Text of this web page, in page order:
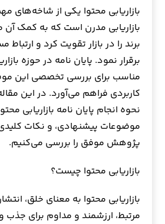
بازاریابی محتوا یکی از شاخه‌های
بازاریابی مدرن است که به کمک آن
برند را در بازار تقویت کرد و ارتباط
برقرار نمود. پایان نامه در حوزه
مناسب برای بررسی تخصصی این
کاربردی فراهم می‌آورد. در این
نحوه انجام پایان نامه بازاریابی
موضوعات پیشنهادی، و نکات
پژوهش موفق را بررسی می‌کنیم.
بازاریابی محتوا چیست؟
بازاریابی محتوا به معنای خلق،
مرتبط، ارزشمند و مداوم برای جذب